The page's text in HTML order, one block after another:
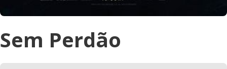
Sem Perdão